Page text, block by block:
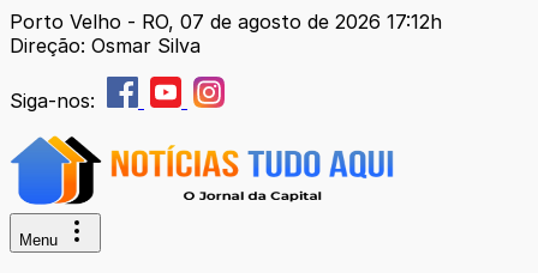
Porto Velho - RO, 07 de agosto de 2026 17:12h
Direção: Osmar Silva
Siga-nos:
Menu